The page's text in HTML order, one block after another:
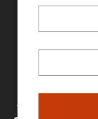
C.F. e P.IVA:
PEC: